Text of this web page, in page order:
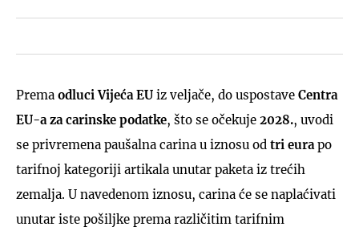
Prema odluci Vijeća EU iz veljače, do uspostave Centra
EU-a za carinske podatke, što se očekuje 2028., uvodi
se privremena paušalna carina u iznosu od tri eura po
tarifnoj kategoriji artikala unutar paketa iz trećih
zemalja. U navedenom iznosu, carina će se naplaćivati
unutar iste pošiljke prema različitim tarifnim